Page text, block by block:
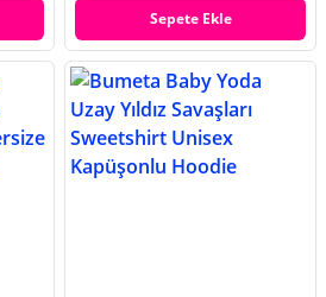
Sepete Ekle